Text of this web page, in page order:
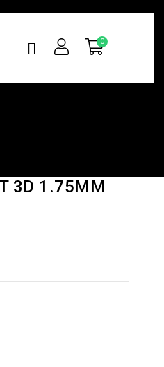
3D 1.75MM